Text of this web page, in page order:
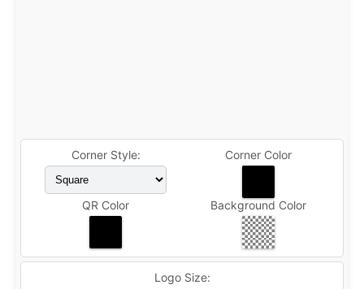
Corner Style: Corner Color
QR Color Background Color
Logo Size: